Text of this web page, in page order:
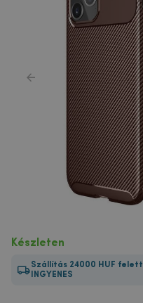
Készleten
Szállítás 24000 HUF felett
INGYENES